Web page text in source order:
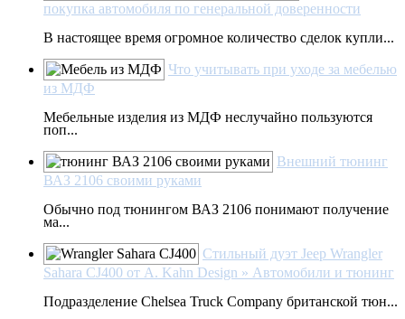
покупка автомобиля по генеральной доверенности
В настоящее время огромное количество сделок купли...
Что учитывать при уходе за мебелью
из МДФ
Мебельные изделия из МДФ неслучайно пользуются
поп...
Внешний тюнинг
ВАЗ 2106 своими руками
Обычно под тюнингом ВАЗ 2106 понимают получение
ма...
Стильный дуэт Jeep Wrangler
Sahara CJ400 от A. Kahn Design » Автомобили и тюнинг
Подразделение Chelsea Truck Company британской тюн...